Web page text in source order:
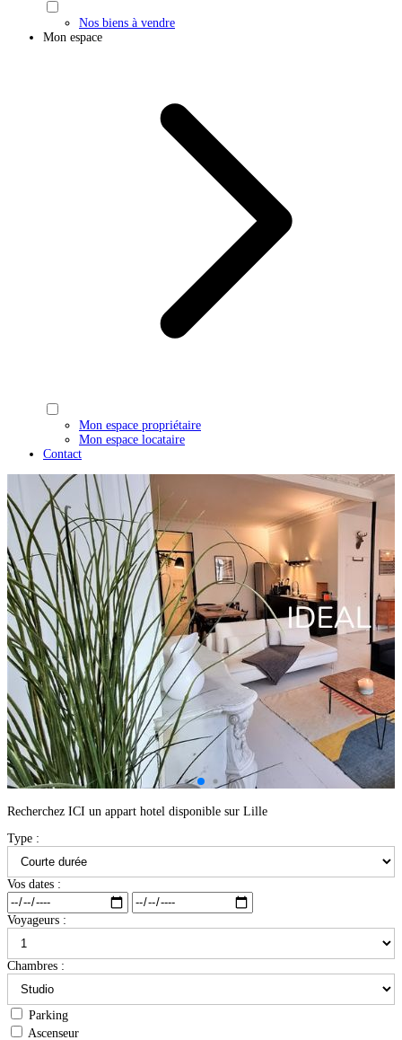
Nos biens à vendre
Mon espace
Mon espace propriétaire
Mon espace locataire
Contact
Recherchez ICI un appart hotel disponible sur Lille
Type :
Vos dates :
Voyageurs :
Chambres :
Parking
Ascenseur